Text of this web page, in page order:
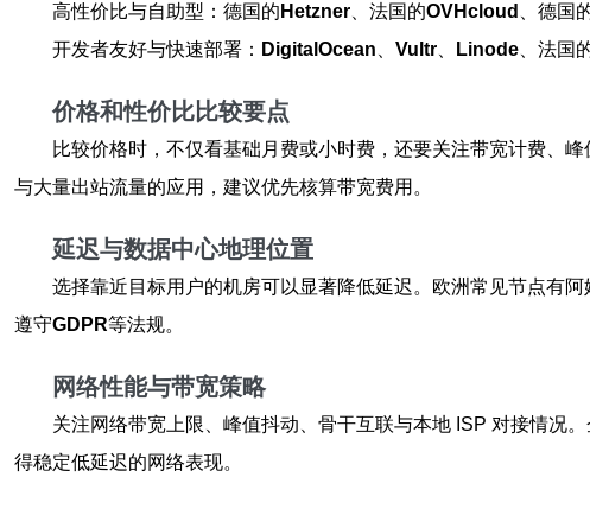
高性价比与自助型：德国的 Hetzner 、法国的OVHcloud 、德国
开发者友好与快速部署： DigitalOcean Vultr Linode 、法国
价格和性价比比较要点
比较价格时，不仅看基础月费或小时费，还要关注带宽计费、
与大量出站流量的应用，建议优先核算带宽费用。
延迟与数据中心地理位置
选择靠近目标用户的机房可以显著降低延迟。欧洲常见节点有
遵守GDPR等法规。
网络性能与带宽策略
关注网络带宽上限、峰值抖动、骨干互联与本地 ISP 对接情况
得稳定低延迟的网络表现。